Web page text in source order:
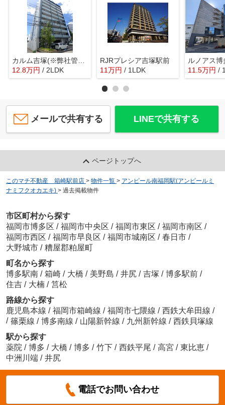
カルム吉塚(※弊社管理物件)
12.8万円 / 2LDK
RJRプレシア吉塚駅前
11万円 / 1LDK
ルノアス博
11.5万円 /
メールで共有する LINEで共有する
ページトップへ
このマチ不動産 箱崎駅前店 > 物件一覧 > アンピール南福岡駅(アンピールミ
ナミフクオカエキ) > 過去掲載物件
市区町村から探す
福岡市博多区 / 福岡市中央区 / 福岡市東区 / 福岡市南区 /
福岡市西区 / 福岡市早良区 / 福岡市城南区 / 春日市 /
大野城市 / 糟屋郡粕屋町
町名から探す
博多駅南 / 箱崎 / 大橋 / 美野島 / 井尻 / 吉塚 / 博多駅前 /
住吉 / 大楠 / 筥松
路線から探す
鹿児島本線 / 福岡市箱崎線 / 福岡市七隈線 / 西鉄大牟田線 /
/ 篠栗線 / 博多南線 / 山陽新幹線 / 九州新幹線 / 西鉄貝塚線
駅から探す
薬院 / 博多 / 大橋 / 博多 / 竹下 / 西鉄平尾 / 高宮 / 東比恵 /
中洲川端 / 井尻
電話でお問い合わせ